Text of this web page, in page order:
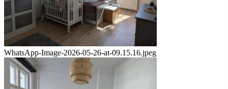
WhatsApp-Image-2026-05-26-at-09.15.16.jpeg